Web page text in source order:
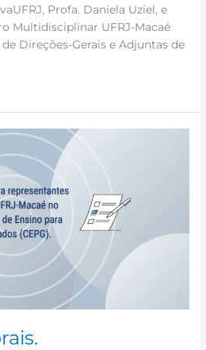
Profa. Daniela Uziel, e
Multidisciplinar UFRJ-Macaé
Direções-Gerais e Adjuntas de